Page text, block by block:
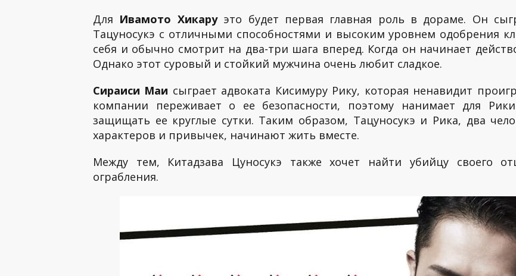
Для Ивамото Хикаруэто будет первая главная роль в дораме. Он
Тацуносукэ с отличными способностями и высоким уровнем одобрения
себя и обычно смотрит на два-три шага вперед. Когда он начинает
Однако этот суровый и стойкий мужчина очень любит сладкое.
Сираиси Маи сыграет адвоката Кисимуру Рику, которая ненавидит
компании переживает о ее безопасности, поэтому нанимает для
защищать ее круглые сутки. Таким образом, Тацуносукэ и Рика, два
характеров и привычек, начинают жить вместе.
Между тем, Китадзава Цуносукэ также хочет найти убийцу своего
ограбления.